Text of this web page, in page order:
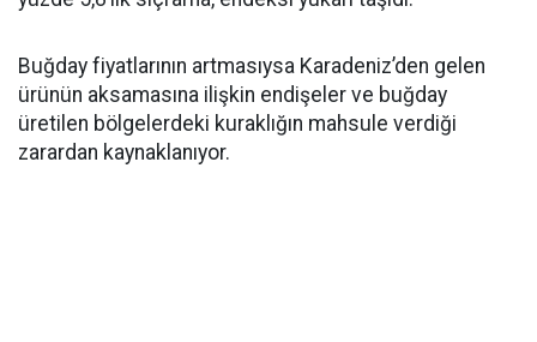
Buğday fiyatlarının artmasıysa Karadeniz’den gelen
ürünün aksamasına ilişkin endişeler ve buğday
üretilen bölgelerdeki kuraklığın mahsule verdiği
zarardan kaynaklanıyor.